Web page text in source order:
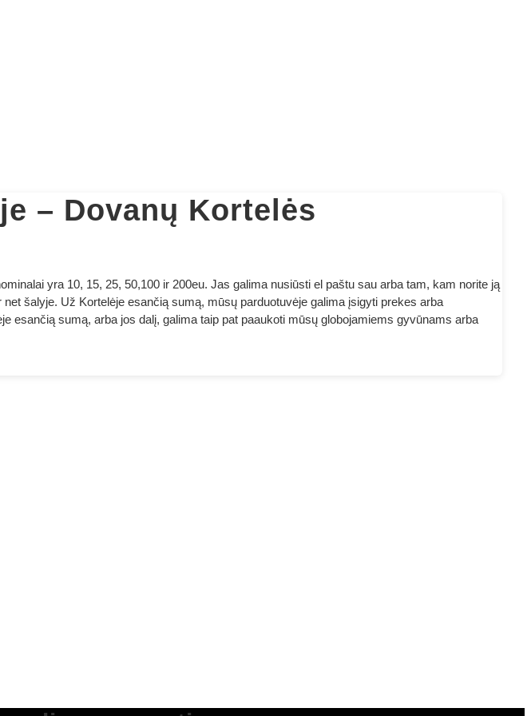
– Dovanų Kortelės
yra 10, 15, 25, 50,100 ir 200eu. Jas galima nusiūsti el paštu sau arba tam, kam norite ją
šalyje. Už Kortelėje esančią sumą, mūsų parduotuvėje galima įsigyti prekes arba
esančią sumą, arba jos dalį, galima taip pat paaukoti mūsų globojamiems gyvūnams arba